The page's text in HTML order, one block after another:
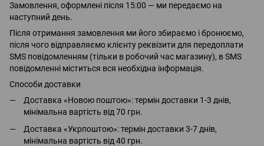
Замовлення, оформлені після 15:00 — ми передаємо на
наступний день.
Після отримання замовлення ми його збираємо і бронюємо,
після чого відправляємо клієнту реквізити для передоплати
SMS повідомленням (тільки в робочий час магазину), в SMS
повідомленні міститься вся необхідна інформація.
Способи доставки
Доставка «Новою поштою»: термін доставки 1-3 днів,
мінімальна вартість від 70 грн.
Доставка «Укрпоштою»: термін доставки 3-7 днів,
мінімальна вартість від 40 грн.